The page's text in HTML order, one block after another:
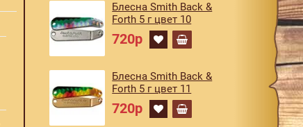
Блесна Smith Back &
Forth 5 г цвет 10
720р
Блесна Smith Back &
Forth 5 г цвет 11
720р